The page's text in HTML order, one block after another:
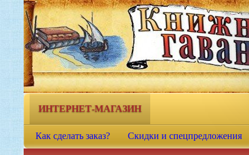
Книжная гавань - интернет-
магазин учебной литературы
ИНТЕРНЕТ-МАГАЗИН
Как сделать заказ? Скидки и спецпредложения